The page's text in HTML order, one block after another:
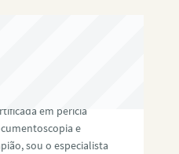
em perícia
e
sou o especialista